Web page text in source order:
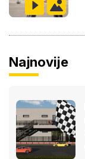
Najnovije